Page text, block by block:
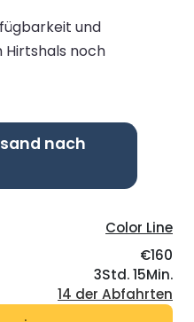
und
Hirtshals noch
nach
Color Line
€160
3Std. 15Min.
14 der Abfahrten